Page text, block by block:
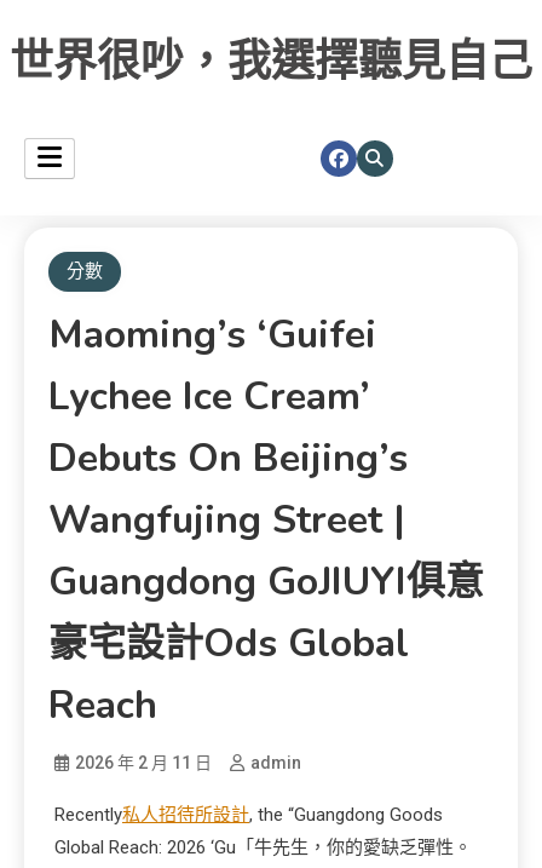
世界很吵，我選擇聽見自己
分數
Maoming’s ‘Guifei
Lychee Ice Cream’
Debuts On Beijing’s
Wangfujing Street |
Guangdong GoJIUYI俱意
豪宅設計ods Global
Reach
2026 年 2 月 11 日 admin
Recently私人招待所設計, the “Guangdong Goods
Global Reach: 2026 ‘Gu「牛先生，你的愛缺乏彈性。